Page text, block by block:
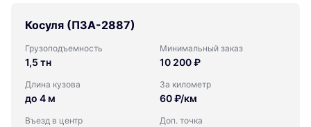
Косуля (ПЗА-2887)
Грузоподъемность
1,5 тн
Минимальный заказ
10 200 ₽
Длина кузова
до 4 м
За километр
60 ₽/км
Въезд в центр Доп. точка